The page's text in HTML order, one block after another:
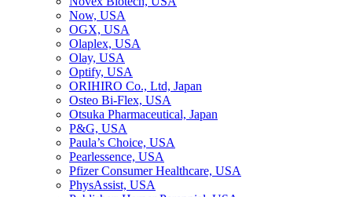
Now, USA
OGX, USA
Olaplex, USA
Olay, USA
Optify, USA
ORIHIRO Co., Ltd, Japan
Osteo Bi-Flex, USA
Otsuka Pharmaceutical, Japan
P&G, USA
Paula’s Choice, USA
Pearlessence, USA
Pfizer Consumer Healthcare, USA
PhysAssist, USA